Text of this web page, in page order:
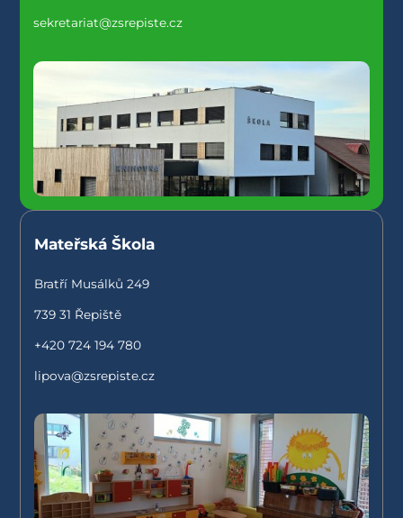
sekretariat@zsrepiste.cz
Mateřská Škola
Bratří Musálků 249
739 31 Řepiště
+420 724 194 780
lipova@zsrepiste.cz